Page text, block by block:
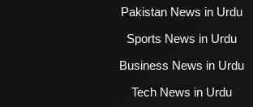
Pakistan News in Urdu
Sports News in Urdu
Business News in Urdu
Tech News in Urdu